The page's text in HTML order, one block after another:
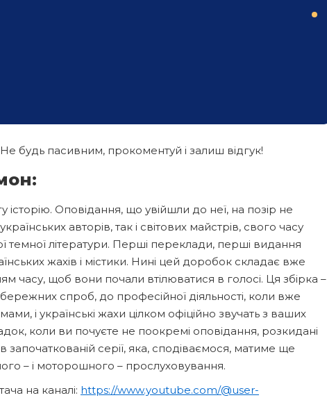
будь пасивним, прокоментуй і залиш відгук!
історію. Оповідання, що увійшли до неї, на позір не
авторів, так і світових майстрів, свого часу
темної літератури. Перші переклади, перші видання
жахів і містики. Нині цей доробок складає вже
часу, щоб вони почали втілюватися в голосі. Ця збірка –
спроб, до професійної діяльності, коли вже
і українські жахи цілком офіційно звучать з ваших
коли ви почуєте не поокремі оповідання, розкидані
серії, яка, сподіваємося, матиме ще
– і моторошного – прослуховування.
на каналі: https://www.youtube.com/@user-